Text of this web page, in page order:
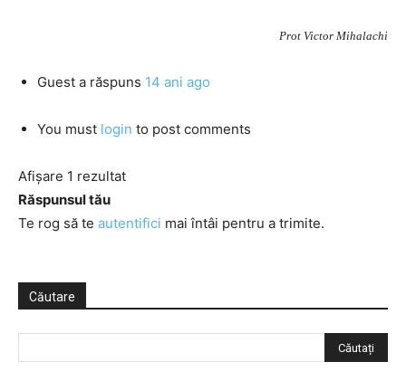
Prot Victor Mihalachi
Guest a răspuns 14 ani ago
You must login to post comments
Afișare 1 rezultat
Răspunsul tău
Te rog să te autentifici mai întâi pentru a trimite.
Căutare